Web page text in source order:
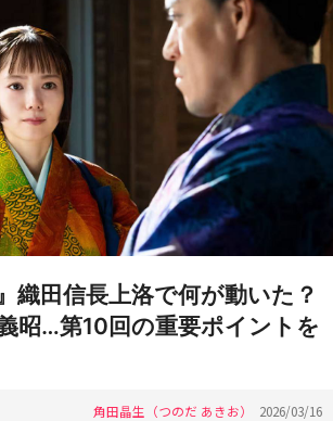
織田信長上洛で何が動いた？
昭…第10回の重要ポイントを
角田晶生（つのだ あきお） 2026/03/16